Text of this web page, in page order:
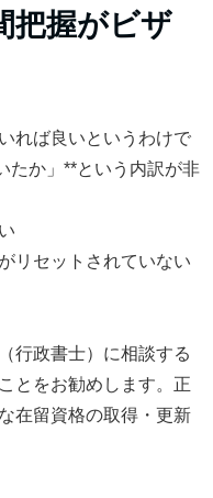
把握がビザ
れば良いというわけで
たか」**という内訳が非
リセットされていない
行政書士）に相談する
とをお勧めします。正
在留資格の取得・更新